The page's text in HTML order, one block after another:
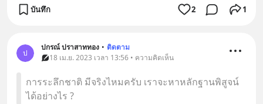
บันทึก 2 1
ป
ปกรณ์ ปราสาททอง • ติดตาม
18 เม.ย. 2023 เวลา 13:56 • ความคิดเห็น
การระลึกชาติ มีจริงไหมครับ เราจะหาหลักฐานพิสูจน์
ได้อย่างไร ?